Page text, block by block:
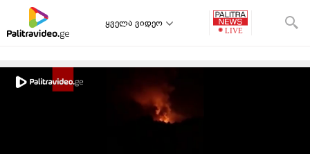
ყველა ვიდეო